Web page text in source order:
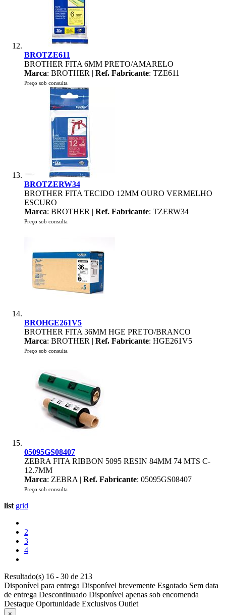
BROTZE611
BROTHER FITA 6MM PRETO/AMARELO
Marca: BROTHER | Ref. Fabricante: TZE611
Preço sob consulta
BROTZERW34
BROTHER FITA TECIDO 12MM OURO VERMELHO
ESCURO
Marca: BROTHER | Ref. Fabricante: TZERW34
Preço sob consulta
BROHGE261V5
BROTHER FITA 36MM HGE PRETO/BRANCO
Marca: BROTHER | Ref. Fabricante: HGE261V5
Preço sob consulta
05095GS08407
ZEBRA FITA RIBBON 5095 RESIN 84MM 74 MTS C-
12.7MM
Marca: ZEBRA | Ref. Fabricante: 05095GS08407
Preço sob consulta
list grid
2
3
4
Resultado(s) 16 - 30 de 213
Disponível para entrega Disponível brevemente Esgotado Sem data
de entrega Descontinuado Disponível apenas sob encomenda
Destaque Oportunidade Exclusivos Outlet